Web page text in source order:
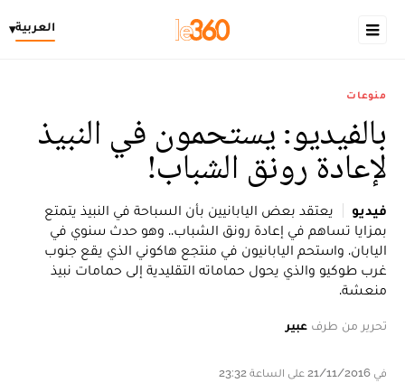
العربية▾
منوعات
بالفيديو: يستحمون في النبيذ
لإعادة رونق الشباب!
فيديو
يعتقد بعض اليابانيين بأن السباحة في النبيذ يتمتع
بمزايا تساهم في إعادة رونق الشباب.. وهو حدث سنوي في
اليابان. واستحم اليابانيون في منتجع هاكوني الذي يقع جنوب
غرب طوكيو والذي يحول حماماته التقليدية إلى حمامات نبيذ
منعشة.
تحرير من طرف عبير
في 21/11/2016 على الساعة 23:32